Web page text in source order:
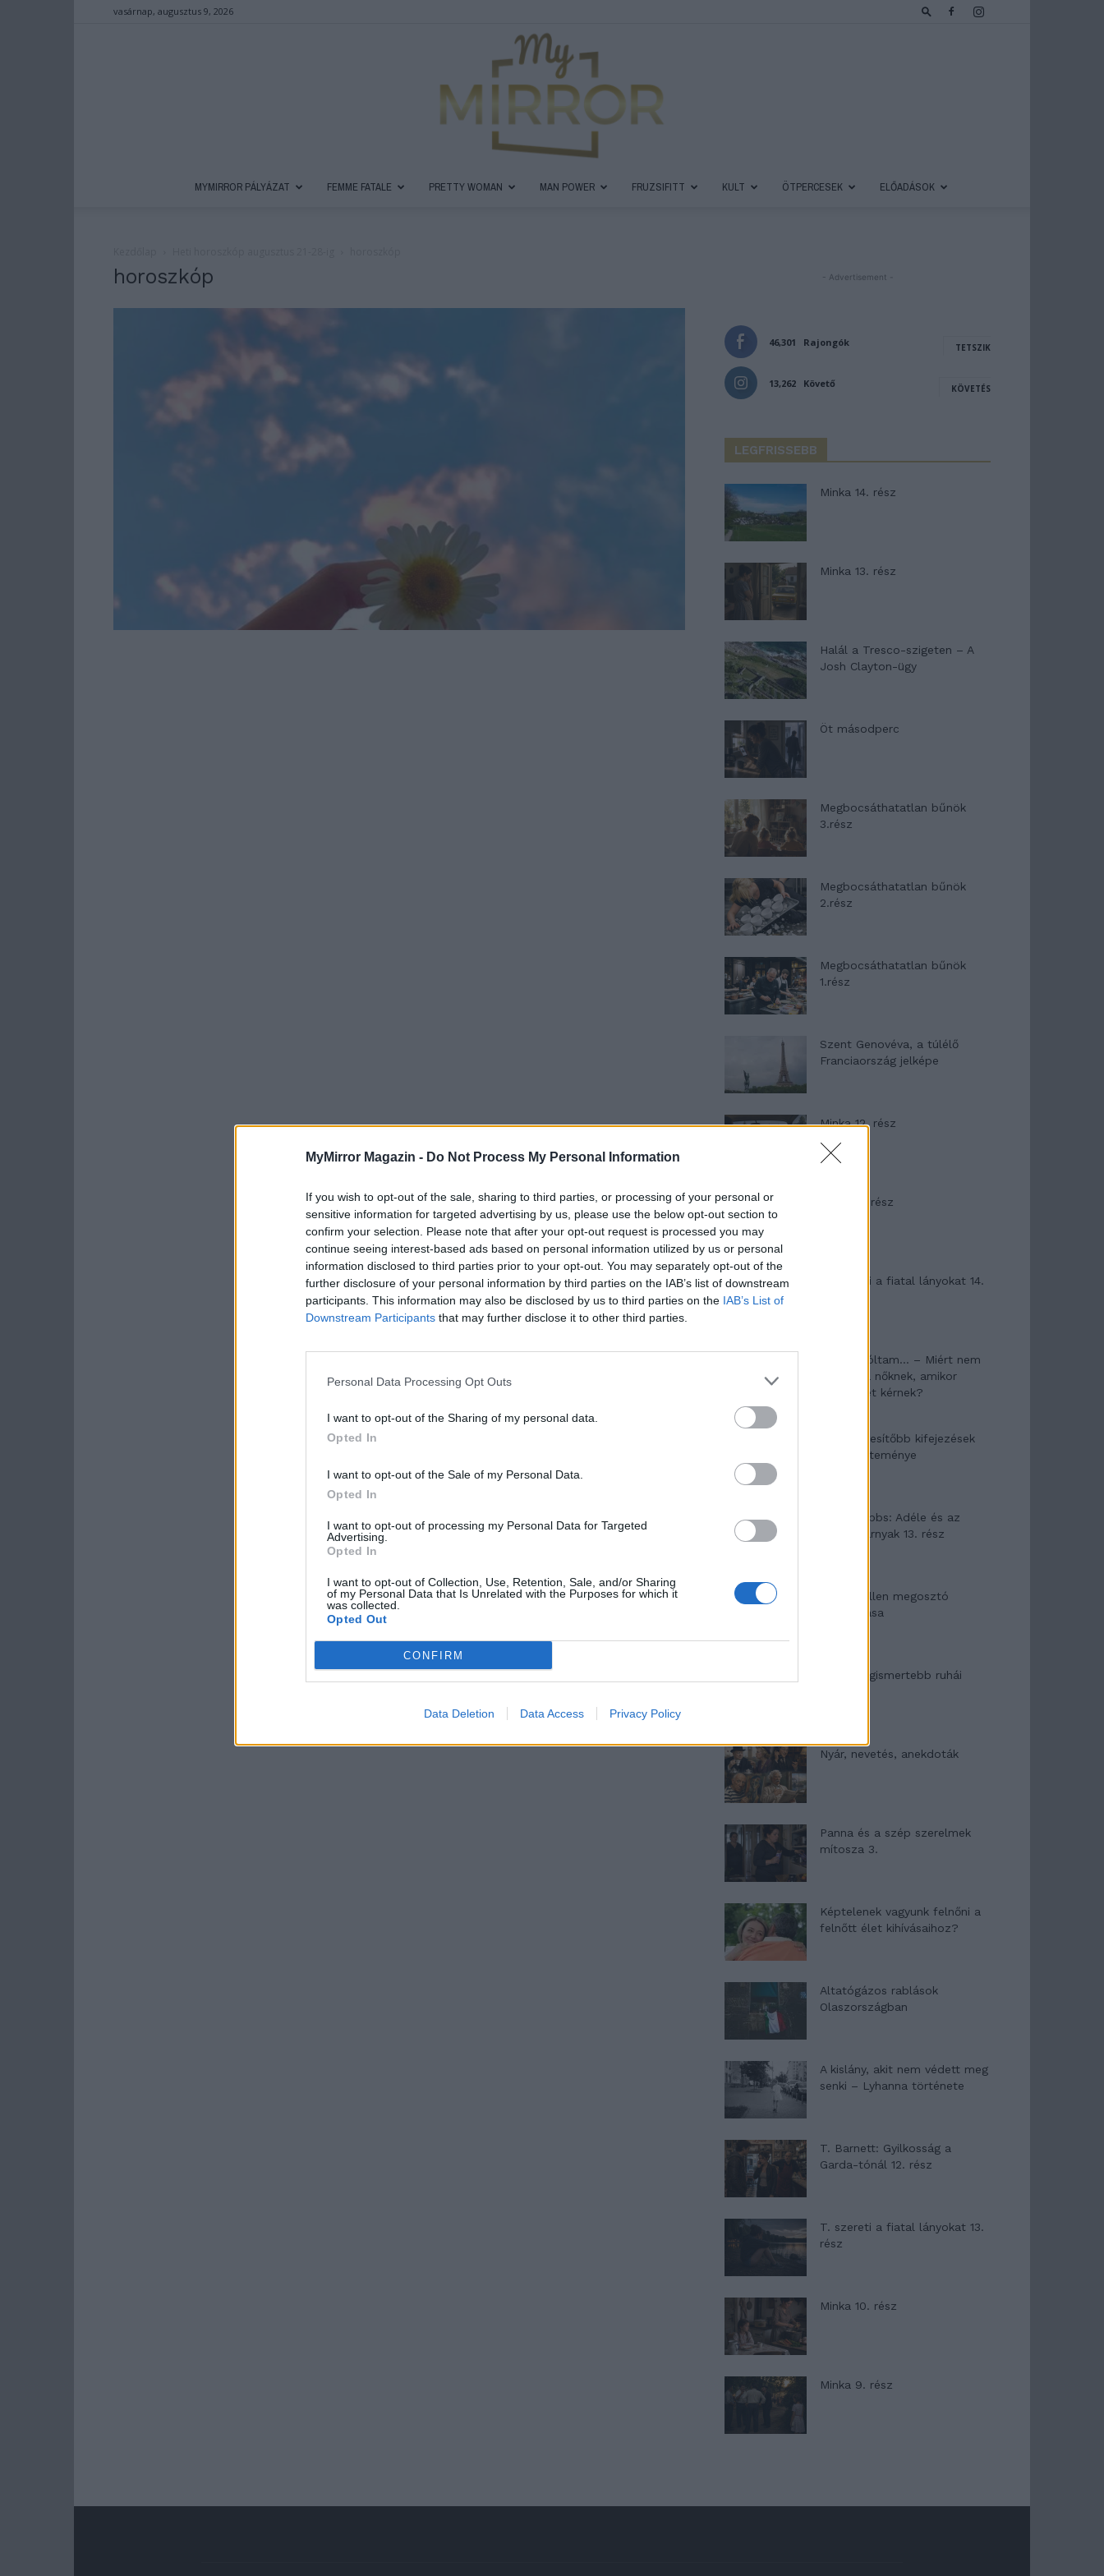
MyMirror Magazin - Do Not Process My Personal Information
If you wish to opt-out of the sale, sharing to third parties, or processing of your personal or
sensitive information for targeted advertising by us, please use the below opt-out section to
confirm your selection. Please note that after your opt-out request is processed you may
continue seeing interest-based ads based on personal information utilized by us or personal
information disclosed to third parties prior to your opt-out. You may separately opt-out of the
further disclosure of your personal information by third parties on the IAB’s list of downstream
participants. This information may also be disclosed by us to third parties on the IAB’s List of
Downstream Participants that may further disclose it to other third parties.
Personal Data Processing Opt Outs
I want to opt-out of the Sharing of my personal data.
Opted In
I want to opt-out of the Sale of my Personal Data.
Opted In
I want to opt-out of processing my Personal Data for Targeted
Advertising.
Opted In
I want to opt-out of Collection, Use, Retention, Sale, and/or Sharing
of my Personal Data that Is Unrelated with the Purposes for which it
was collected.
Opted Out
CONFIRM
Data Deletion Data Access Privacy Policy
vasárnap, augusztus 9, 2026
MYMIRROR PÁLYÁZAT FEMME FATALE PRETTY WOMAN MAN POWER FRUZSIFITT KULT ÖTPERCESEK ELŐADÁSOK
horoszkóp - Advertisement -
46,301 Rajongók TETSZIK
13,262 Követő KÖVETÉS
LEGFRISSEBB
Minka 14. rész
Minka 13. rész
Halál a Tresco-szigeten – A
Josh Clayton-ügy
Öt másodperc
Megbocsáthatatlan bűnök
3.rész
Megbocsáthatatlan bűnök
2.rész
Megbocsáthatatlan bűnök
1.rész
Szent Genovéva, a túlélő
Franciaország jelképe
Minka 12. rész
Minka 11. rész
T. szereti a fiatal lányokat 14.
Pedig szóltam… – Miért nem
hiszünk a nőknek, amikor
segítséget kérnek?
A legidegesítőbb kifejezések
laza gyűjteménye
Elyna Robbs: Adéle és az
örökölt árnyak 13. rész
Woody Allen megosztó
zsenialitása
A világ legismertebb ruhái
Nyár, nevetés, anekdoták
Panna és a szép szerelmek
mítosza 3.
Képtelenek vagyunk felnőni a
felnőtt élet kihívásaihoz?
Altatógázos rablások
Olaszországban
A kislány, akit nem védett meg
senki – Lyhanna története
T. Barnett: Gyilkosság a
Garda-tónál 12. rész
T. szereti a fiatal lányokat 13.
rész
Minka 10. rész
Minka 9. rész